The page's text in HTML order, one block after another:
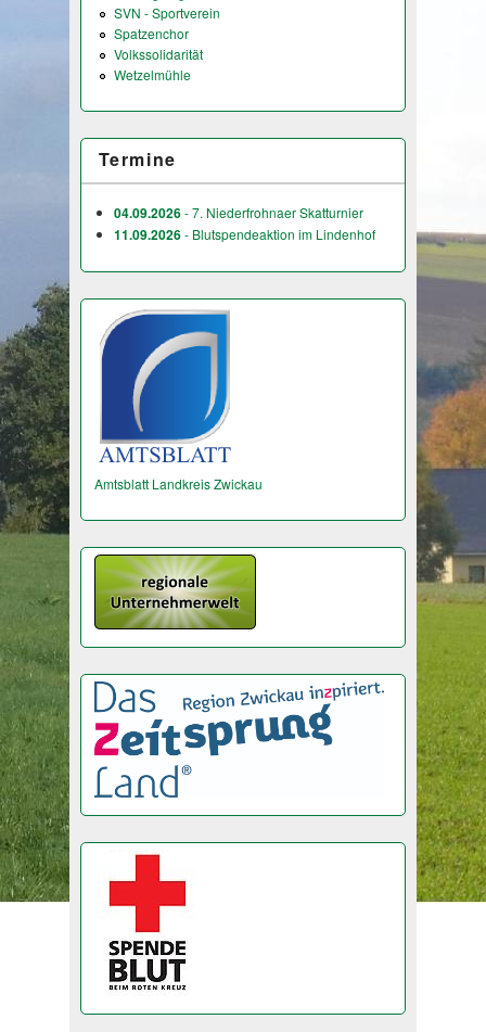
SVN - Sportverein
Spatzenchor
Volkssolidarität
Wetzelmühle
Termine
04.09.2026- 7. Niederfrohnaer Skatturnier
11.09.2026- Blutspendeaktion im Lindenhof
Amtsblatt Landkreis Zwickau